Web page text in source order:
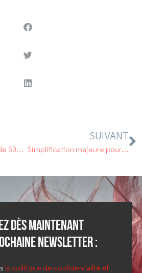
[COVID19] Une aide de 500 euros pour la numérisation des TPE
SUIVANT
Simplification majeure pour les travailleurs indépendants
dès maintenant
newsletter :
la politique de confidentialité et